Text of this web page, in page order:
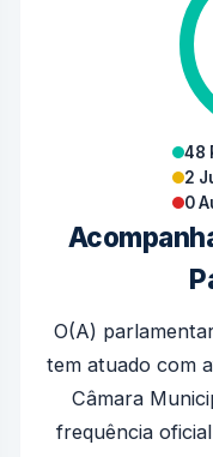
48
2
0
O(A)
tem atuado com
Câmara
frequência